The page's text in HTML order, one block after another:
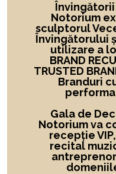
Notorium
sculptorul
Învingătorului
utilizare a
BRAND
TRUSTED
Branduri
Gala de
Notorium va
recepție
recital